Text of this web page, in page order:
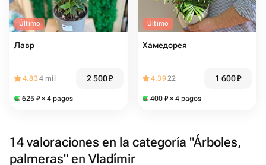
Último
Лавр
4.834 mil 2 500₽
625 ₽ × 4 pagos
Último
Хамедорея
4.3922 1 600₽
400 ₽ × 4 pagos
14 valoraciones en la categoría "Árboles,
palmeras" en Vladímir